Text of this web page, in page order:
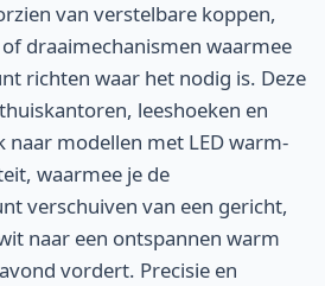
van verstelbare koppen,
draaimechanismen waarmee
richten waar het nodig is. Deze
leeshoeken en
naar modellen met LED warm-
waarmee je de
verschuiven van een gericht,
naar een ontspannen warm
vordert. Precisie en